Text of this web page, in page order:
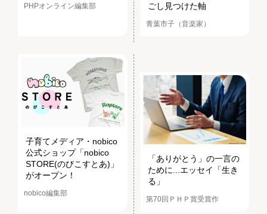
PHPオンライン編集部
ごし見つけた軸
青葉市子（音楽家）
子育てメディア・nobico
公式ショップ「nobico
STORE(のびこすとあ)」
がオープン！
nobico編集部
「ありがとう」の一言の
ために...エッセイ「生き
る」
第70回ＰＨＰ賞受賞作